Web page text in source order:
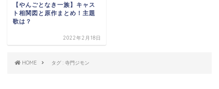
【やんごとなき一族】キャス
ト相関図と原作まとめ！主題
歌は？
2022年2月18日
HOME タグ : 寺門ジモン